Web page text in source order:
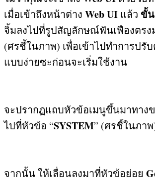
เมื่อเข้าถึงหน้าต่าง Web UI แล้ว ขั้
จิ้มลงไปที่รูปสัญลักษณ์ฟันเฟืองตร
(ศรชี้ในภาพ) เพื่อเข้าไปทำการปรั
แบบง่ายซะก่อนจะเริ่มใช้งาน
จะปรากฏแถบหัวข้อเมนูขึ้นมาทาง
ไปที่หัวข้อ “SYSTEM” (ศรชี้ในภาพ
จากนั้น ให้เลื่อนลงมาที่หัวข้อย่อย